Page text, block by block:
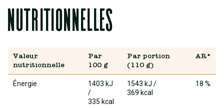
nutritionnelles
Valeur
nutritionnelle
Par
100 g
Par portion
(110 g)
AR*
Énergie
1403 kJ
/
335 kcal
1543 kJ /
369 kcal
18 %